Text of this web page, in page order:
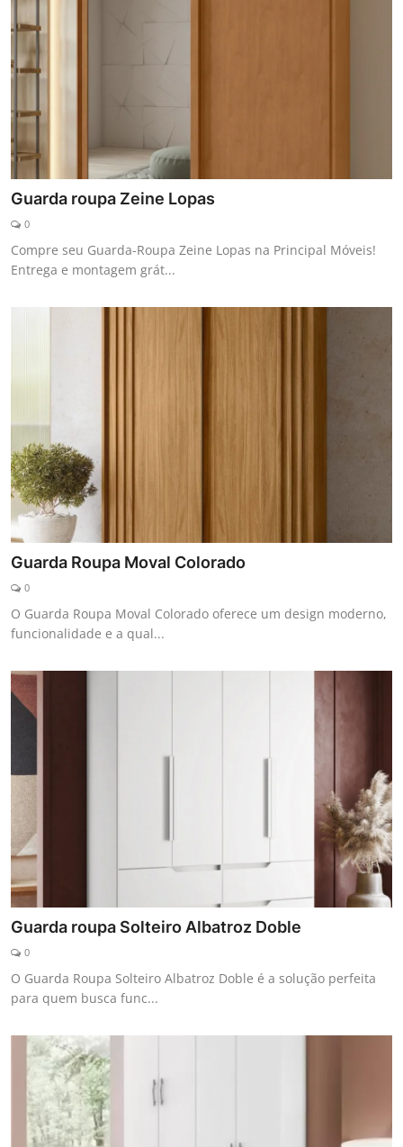
Guarda roupa Zeine Lopas
0
Compre seu Guarda-Roupa Zeine Lopas na Principal Móveis!
Entrega e montagem grát...
Guarda Roupa Moval Colorado
0
O Guarda Roupa Moval Colorado oferece um design moderno,
funcionalidade e a qual...
Guarda roupa Solteiro Albatroz Doble
0
O Guarda Roupa Solteiro Albatroz Doble é a solução perfeita
para quem busca func...